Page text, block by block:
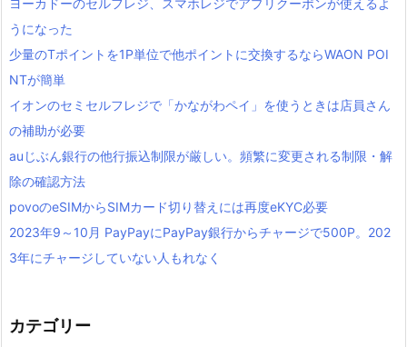
うになった
少量のTポイントを1P単位で他ポイントに交換するならWAON POI
NTが簡単
イオンのセミセルフレジで「かながわペイ」を使うときは店員さん
の補助が必要
auじぶん銀行の他行振込制限が厳しい。頻繁に変更される制限・解
除の確認方法
povoのeSIMからSIMカード切り替えには再度eKYC必要
2023年9～10月 PayPayにPayPay銀行からチャージで500P。202
3年にチャージしていない人もれなく
カテゴリー